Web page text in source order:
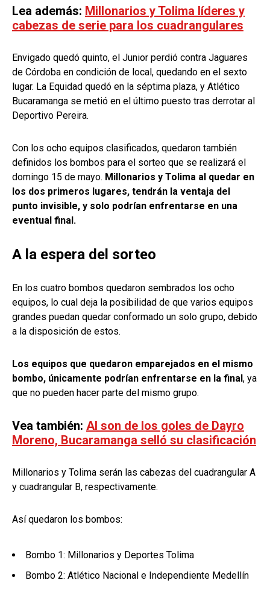
Lea además: Millonarios y Tolima líderes y
cabezas de serie para los cuadrangulares
Envigado quedó quinto, el Junior perdió contra Jaguares
de Córdoba en condición de local, quedando en el sexto
lugar. La Equidad quedó en la séptima plaza, y Atlético
Bucaramanga se metió en el último puesto tras derrotar al
Deportivo Pereira.
Con los ocho equipos clasificados, quedaron también
definidos los bombos para el sorteo que se realizará el
domingo 15 de mayo. Millonarios y Tolima al quedar en
los dos primeros lugares, tendrán la ventaja del
punto invisible, y solo podrían enfrentarse en una
eventual final.
A la espera del sorteo
En los cuatro bombos quedaron sembrados los ocho
equipos, lo cual deja la posibilidad de que varios equipos
grandes puedan quedar conformado un solo grupo, debido
a la disposición de estos.
Los equipos que quedaron emparejados en el mismo
bombo, únicamente podrían enfrentarse en la final, ya
que no pueden hacer parte del mismo grupo.
Vea también: Al son de los goles de Dayro
Moreno, Bucaramanga selló su clasificación
Millonarios y Tolima serán las cabezas del cuadrangular A
y cuadrangular B, respectivamente.
Así quedaron los bombos:
Bombo 1: Millonarios y Deportes Tolima
Bombo 2: Atlético Nacional e Independiente Medellín